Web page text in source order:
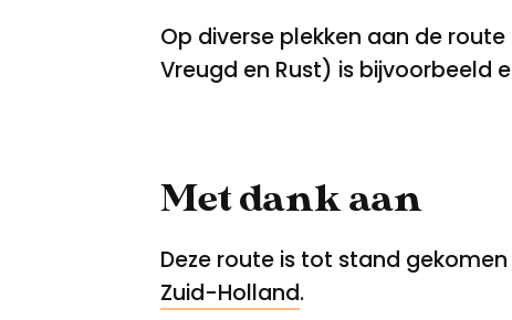
Op diverse plekken aan de
Vreugd en Rust) is bijvoorbeeld
Met dank aan
Deze route is tot stand gekomen
Zuid-Holland.